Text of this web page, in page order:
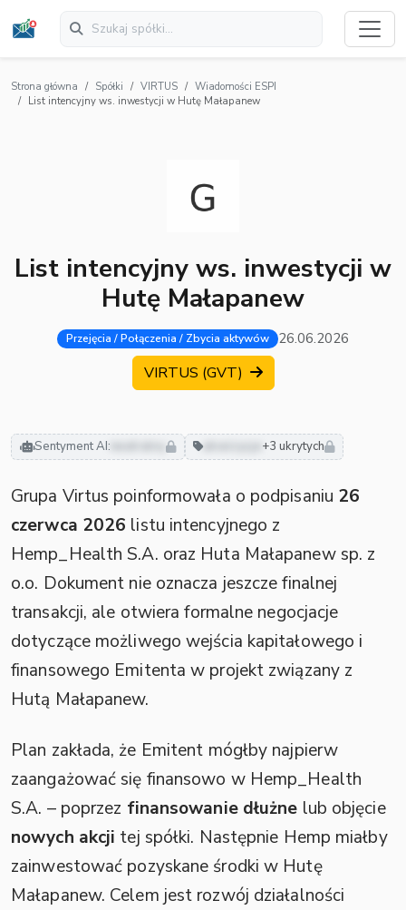
Strona główna Spółki VIRTUS
Wiadomości ESPI
List intencyjny ws. inwestycji w Hutę Małapanew
List intencyjny ws. inwestycji w
Hutę Małapanew
Przejęcia / Połączenia / Zbycia aktywów 26.06.2026
VIRTUS (GVT)
Sentyment AI: neutralny +3 ukrytych
Grupa Virtus poinformowała o podpisaniu 26
czerwca 2026 listu intencyjnego z
Hemp_Health S.A. oraz Huta Małapanew sp. z
o.o. Dokument nie oznacza jeszcze finalnej
transakcji, ale otwiera formalne negocjacje
dotyczące możliwego wejścia kapitałowego i
finansowego Emitenta w projekt związany z
Hutą Małapanew.
Plan zakłada, że Emitent mógłby najpierw
zaangażować się finansowo w Hemp_Health
S.A. – poprzez finansowanie dłużne lub objęcie
nowych akcji tej spółki. Następnie Hemp miałby
zainwestować pozyskane środki w Hutę
Małapanew. Celem jest rozwój działalności